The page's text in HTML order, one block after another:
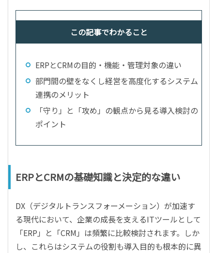
この記事でわかること
ERPとCRMの目的・機能・管理対象の違い
部門間の壁をなくし経営を高度化するシステム
連携のメリット
「守り」と「攻め」の観点から見る導入検討の
ポイント
ERPとCRMの基礎知識と決定的な違い
DX（デジタルトランスフォーメーション）が加速す
る現代において、企業の成長を支えるITツールとして
「ERP」と「CRM」は頻繁に比較検討されます。しか
し、これらはシステムの役割も導入目的も根本的に異